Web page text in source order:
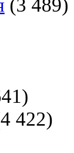
(3 489)
422)